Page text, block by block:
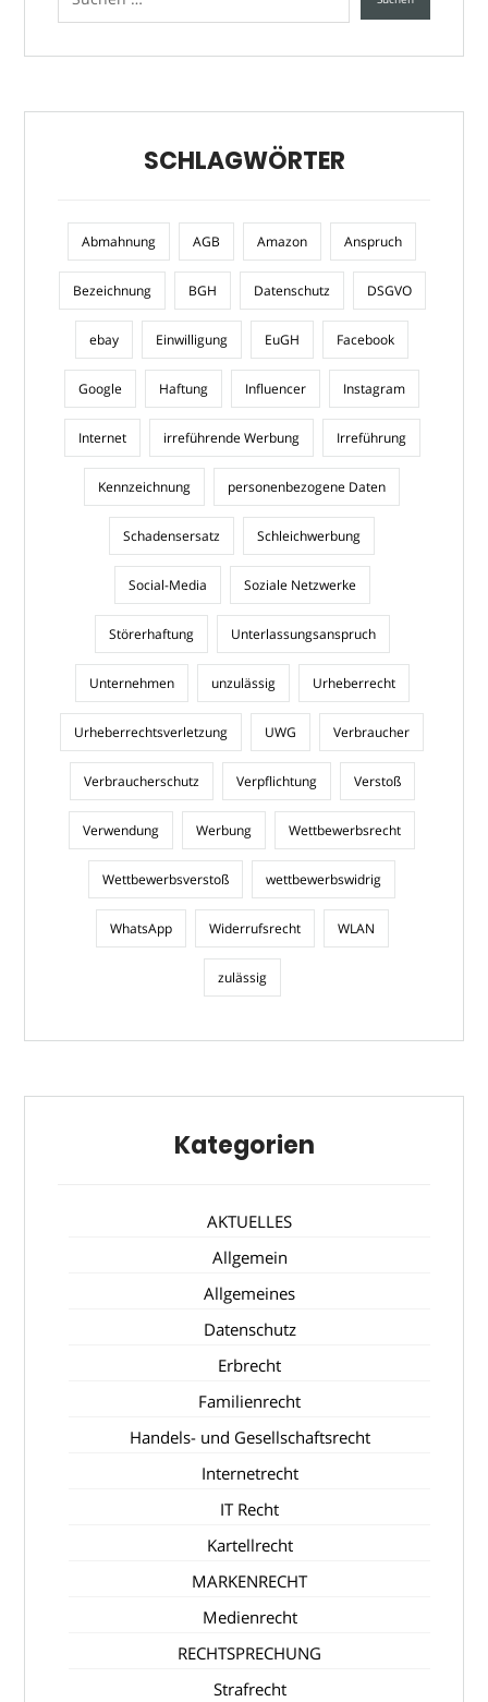
SCHLAGWÖRTER
Abmahnung AGB Amazon Anspruch
Bezeichnung BGH Datenschutz DSGVO
ebay Einwilligung EuGH Facebook
Google Haftung Influencer Instagram
Internet irreführende Werbung Irreführung
Kennzeichnung personenbezogene Daten
Schadensersatz Schleichwerbung
Social-Media Soziale Netzwerke
Störerhaftung Unterlassungsanspruch
Unternehmen unzulässig Urheberrecht
Urheberrechtsverletzung UWG Verbraucher
Verbraucherschutz Verpflichtung Verstoß
Verwendung Werbung Wettbewerbsrecht
Wettbewerbsverstoß wettbewerbswidrig
WhatsApp Widerrufsrecht WLAN
zulässig
Kategorien
AKTUELLES
Allgemein
Allgemeines
Datenschutz
Erbrecht
Familienrecht
Handels- und Gesellschaftsrecht
Internetrecht
IT Recht
Kartellrecht
MARKENRECHT
Medienrecht
RECHTSPRECHUNG
Strafrecht